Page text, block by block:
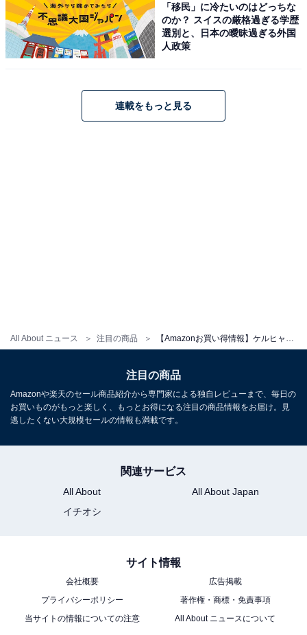
All About ニュース 注目の商品
【Amazon.co.jp限定】ケルヒャー(Karcher) 高圧洗浄機
K2サイレントBC 静音機能 軽量 小型 コンパクト収納 簡単
接続 洗車 泥 花粉除去効果 黄砂 (50/60Hz) 1.600-924.0
ケルヒャー「K5プレミアムサイレント」
圧ホース ホースリール タイヤ 伸縮ハンドル 洗浄剤簡単セ
Amazonで見る
【Amazon.co.jp限定】ケルヒャー(Karcher) コードレス
高圧洗浄機 OC Handy Compact CB USB-C充電式(10W
バッテリー一体型 ペットボトル使用可能 簡単セットアッ
プ/ハンディ モバイル コンパクト 軽量/洗車 ベランダ 玄関
「移民」に冷たいのはどっちな
のか？ スイスの厳格過ぎる学歴
選別と、日本の曖昧過ぎる外国
人政策
連載をもっと見る
注目の商品
Amazonや楽天のセール商品紹介から専門家による独自レビューまで、毎日の
お買いものがもっと楽しく、もっとお得になる注目の商品情報をお届け。見
逃したくない大規模セールの情報も満載です。
関連サービス
All About
All About Japan
イチオシ
サイト情報
会社概要
広告掲載
プライバシーポリシー
著作権・商標・免責事項
当サイトの情報についての注意
All About ニュースについて